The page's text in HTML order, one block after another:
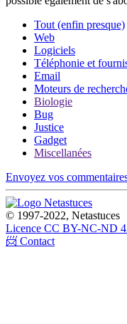
Tout (enfin presque)
Web
Logiciels
Téléphonie et
Email
Moteurs de
Biologie
Bug
Justice
Gadget
Miscellanées
Envoyez vos
© 1997-2022, Netastuces
Licence CC BY-NC-ND
📨 Contact